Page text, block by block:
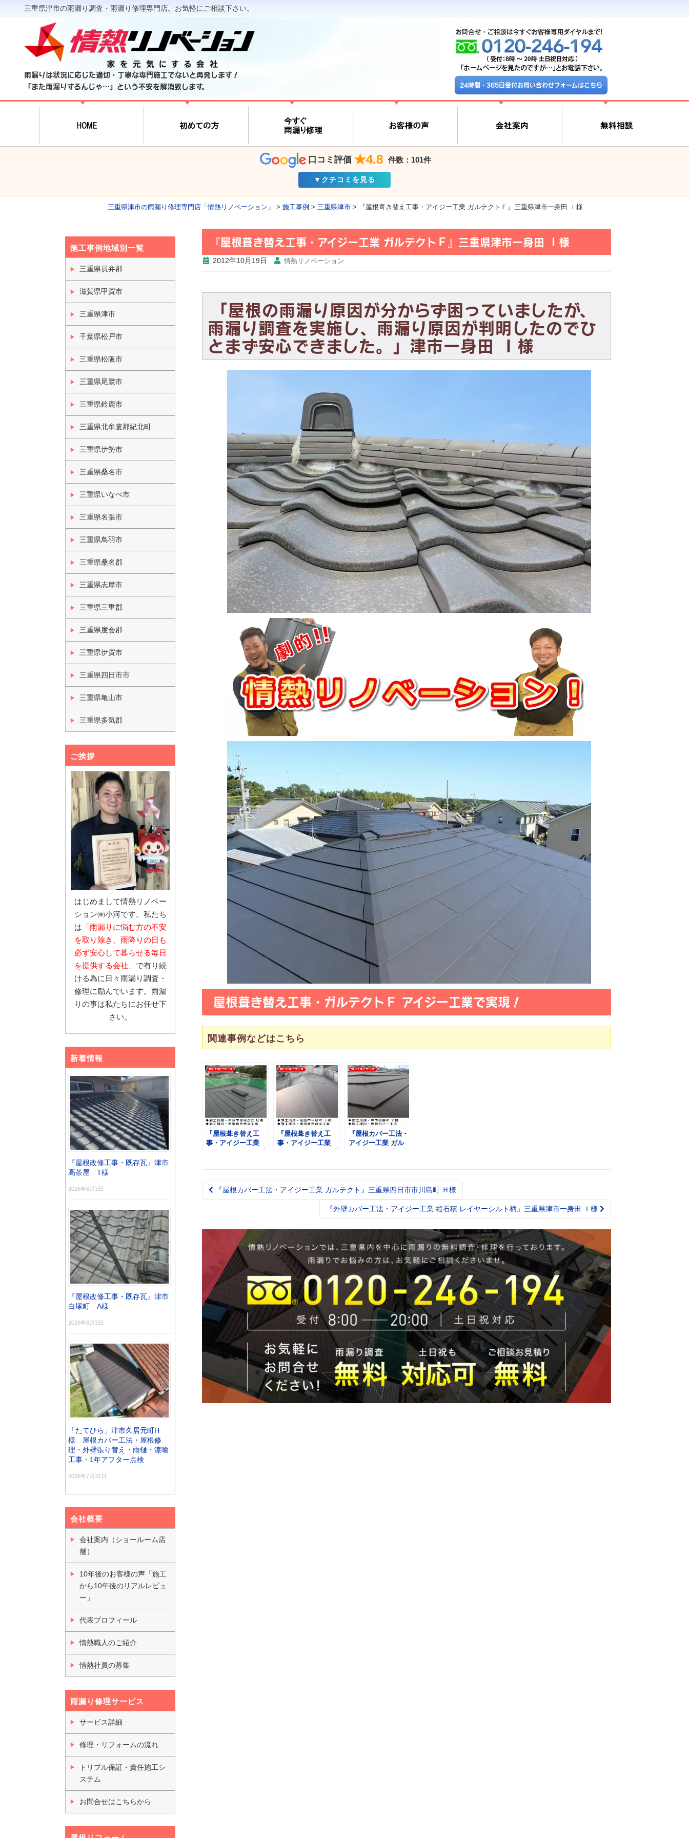
三重県津市の雨漏り調査・雨漏り修理専門店。お気軽にご相談下さい。
雨漏りは状況に応じた適切・丁寧な専門施工でないと再発します！
「また雨漏りするんじゃ…」という不安を解消致します。
24時間・365日受付お問い合わせフォームはこちら
口コミ評価 ★4.8 件数：101件
▼クチコミを見る
三重県津市の雨漏り修理専門店「情熱リノベーション」 > 施工事例 > 三重県津市 > 『屋根葺き替え工事・アイジー工業 ガルテクトＦ』三重県津市一身田 Ｉ様
『屋根葺き替え工事・アイジー工業 ガルテクトＦ』三重県津市一身田 Ｉ様
2012年10月19日 情熱リノベーション
「屋根の雨漏り原因が分からず困っていましたが、
雨漏り調査を実施し、雨漏り原因が判明したのでひ
とまず安心できました。」津市一身田 Ｉ様
屋根葺き替え工事・ガルテクトＦ アイジー工業で実現！
関連事例などはこちら
『屋根葺き替え工
事・アイジー工業
『屋根葺き替え工
事・アイジー工業
『屋根カバー工法・
アイジー工業 ガル
Post
『屋根カバー工法・アイジー工業 ガルテクト』三重県四日市市川島町 Ｈ様
『外壁カバー工法・アイジー工業 縦石積 レイヤーシルト柄』三重県津市一身田 Ｉ様
施工事例地域別一覧
三重県員弁郡
滋賀県甲賀市
三重県津市
千葉県松戸市
三重県松阪市
三重県尾鷲市
三重県鈴鹿市
三重県北牟婁郡紀北町
三重県伊勢市
三重県桑名市
三重県いなべ市
三重県名張市
三重県鳥羽市
三重県桑名郡
三重県志摩市
三重県三重郡
三重県度会郡
三重県伊賀市
三重県四日市市
三重県亀山市
三重県多気郡
ご挨拶
はじめまして情熱リノベー
ション㈱小河です。私たち
は 「雨漏りに悩む方の不安
を取り除き、雨降りの日も
必ず安心して暮らせる毎日
を提供する会社」 で有り続
ける為に日々雨漏り調査・
修理に励んでいます。雨漏
りの事は私たちにお任せ下
さい。
新着情報
『屋根改修工事・既存瓦』津市
高茶屋 T様
2026年8月3日
『屋根改修工事・既存瓦』津市
白塚町 A様
2026年8月3日
「たてひら」津市久居元町H
様 屋根カバー工法・屋根修
理・外壁張り替え・雨樋・漆喰
工事・1年アフター点検
2026年7月31日
会社概要
会社案内（ショールーム店
舗）
10年後のお客様の声「施工
から10年後のリアルレビュ
ー」
代表プロフィール
情熱職人のご紹介
情熱社員の募集
雨漏り修理サービス
サービス詳細
修理・リフォームの流れ
トリプル保証・責任施工シ
ステム
お問合せはこちらから